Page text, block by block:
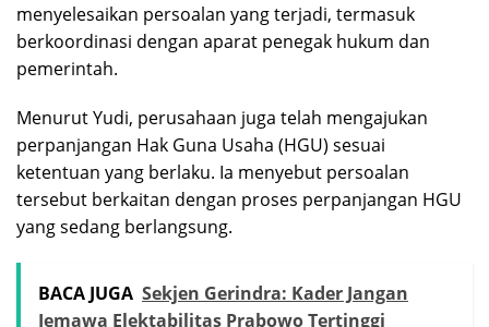
menyelesaikan persoalan yang terjadi, termasuk
berkoordinasi dengan aparat penegak hukum dan
pemerintah.
Menurut Yudi, perusahaan juga telah mengajukan
perpanjangan Hak Guna Usaha (HGU) sesuai
ketentuan yang berlaku. Ia menyebut persoalan
tersebut berkaitan dengan proses perpanjangan HGU
yang sedang berlangsung.
BACA JUGA Sekjen Gerindra: Kader Jangan
Jemawa Elektabilitas Prabowo Tertinggi